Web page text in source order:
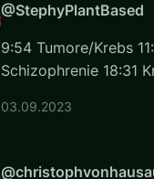
@StephyPlantBased
9:54 Tumore/Krebs
Schizophrenie 18:31
03.09.2023